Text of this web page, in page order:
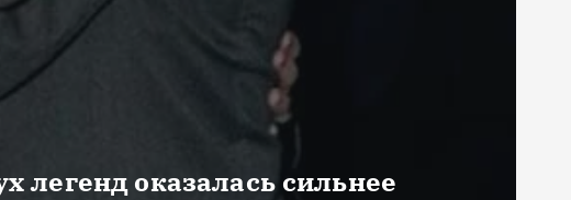
легенд оказалась сильнее